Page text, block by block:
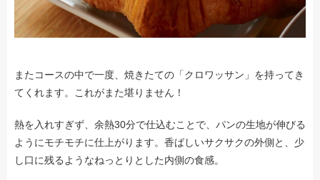
またコースの中で一度、焼きたての「クロワッサン」を持ってき
てくれます。これがまた堪りません！
熱を入れすぎず、余熱30分で仕込むことで、パンの生地が伸びる
ようにモチモチに仕上がります。香ばしいサクサクの外側と、少
し口に残るようなねっとりとした内側の食感。